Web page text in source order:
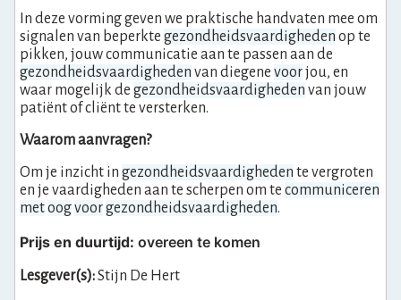
In deze vorming geven we praktische handvaten mee om
signalen van beperkte gezondheidsvaardigheden op te
pikken, jouw communicatie aan te passen aan de
gezondheidsvaardigheden van diegene voorjou, en
waar mogelijk de gezondheidsvaardigheden van jouw
patiënt of cliënt te versterken.
Waaromaanvragen?
Om je inzicht in gezondheidsvaardigheden te vergroten
en je vaardigheden aan te scherpen om te communiceren
metoogvoorgezondheidsvaardigheden.
Prijs en duurtijd: overeen te komen
Lesgever(s):Stijn De Hert